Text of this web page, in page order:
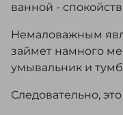
ванной -
Немаловажным
займет намного
умывальник и
Следовательно,